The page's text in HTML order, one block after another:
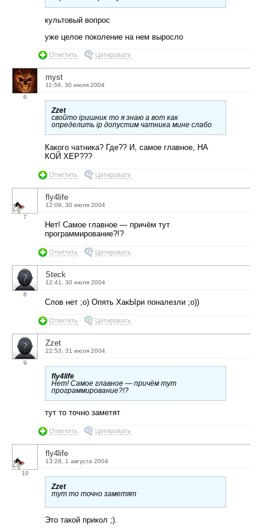
культовый вопрос
уже целое поколение на нем выросло
Ответить Цитировать
6
myst
11:59, 30 июля 2004
Zzet
свойто ipишник то я знаю а вот как
определить ip допустим чатника мине слабо
Какого чатника? Где?? И, самое главное, НА
КОЙ ХЕР???
Ответить Цитировать
7
fly4life
12:09, 30 июля 2004
Нет! Самое главное — причём тут
программирование?!?
Ответить Цитировать
8
Steck
12:41, 30 июля 2004
Слов нет ;o) Опять ХакЫри поналезли ;o))
Ответить Цитировать
9
Zzet
22:53, 31 июля 2004
fly4life
Нет! Самое главное — причём тут
программирование?!?
тут то точно заметят
Ответить Цитировать
10
fly4life
13:28, 1 августа 2004
Zzet
тут то точно заметят
Это такой прикол ;).